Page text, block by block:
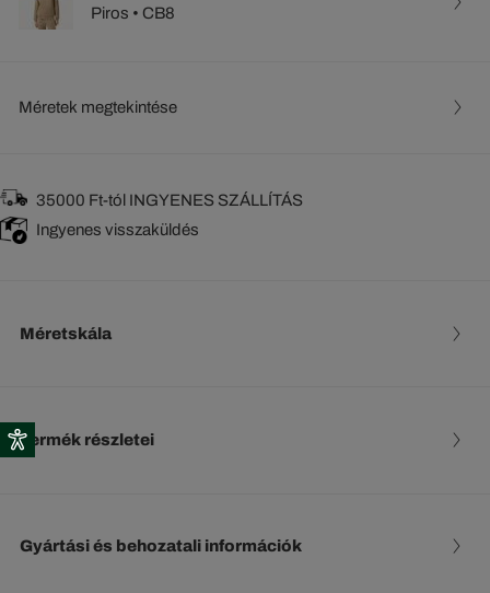
Piros • CB8
Méretek megtekintése
35000 Ft-tól INGYENES SZÁLLÍTÁS
Ingyenes visszaküldés
Méretskála
Termék részletei
Gyártási és behozatali információk